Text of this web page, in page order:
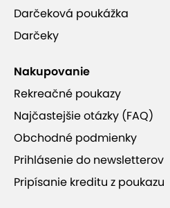
Fotokalendáre
od 6,95 €
Viac informácií
Darčeková poukážka
Darčeky
Nakupovanie
Rekreačné poukazy
Najčastejšie otázky (FAQ)
Obchodné podmienky
Prihlásenie do newsletterov
Pripísanie kreditu z poukazu